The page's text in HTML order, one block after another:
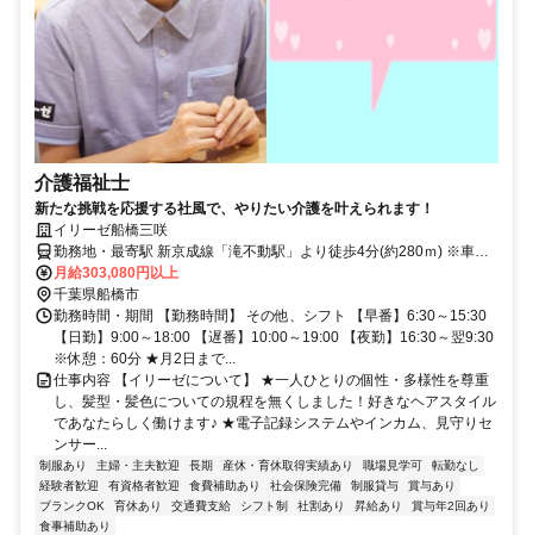
介護福祉士
新たな挑戦を応援する社風で、やりたい介護を叶えられます！
イリーゼ船橋三咲
勤務地・最寄駅 新京成線「滝不動駅」より徒歩4分(約280ｍ) ※車通
勤OK
月給303,080円以上
千葉県船橋市
勤務時間・期間 【勤務時間】 その他、シフト 【早番】6:30～15:30
【日勤】9:00～18:00 【遅番】10:00～19:00 【夜勤】16:30～翌9:30
※休憩：60分 ★月2日まで...
仕事内容 【イリーゼについて】 ★一人ひとりの個性・多様性を尊重
し、髪型・髪色についての規程を無くしました！好きなヘアスタイル
であなたらしく働けます♪ ★電子記録システムやインカム、見守りセ
ンサー...
制服あり 主婦・主夫歓迎 長期 産休・育休取得実績あり 職場見学可
転勤なし
経験者歓迎
有資格者歓迎 食費補助あり 社会保険完備 制服貸与
賞与あり
ブランクOK
育休あり 交通費支給 シフト制 社割あり 昇給あり
賞与年2回あり
食事補助あり